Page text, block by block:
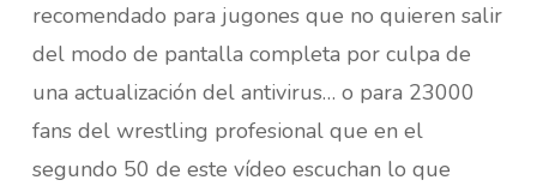
recomendado para jugones que no quieren salir
del modo de pantalla completa por culpa de
una actualización del antivirus… o para 23000
fans del wrestling profesional que en el
segundo 50 de este vídeo escuchan lo que